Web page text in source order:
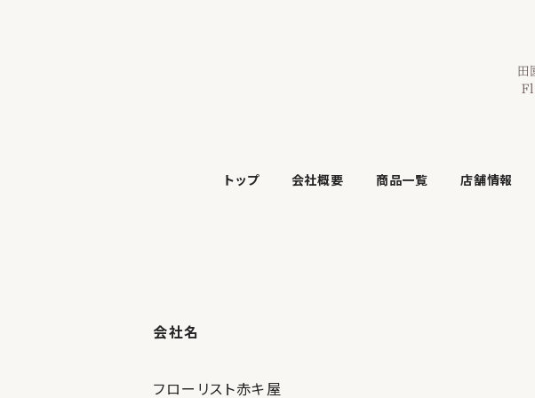
トップ 会社概要 商品一覧 店舗情報
会社名
フローリスト赤キ屋